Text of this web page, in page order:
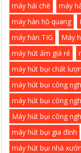
máy hái chè
máy
máy hàn hồ quang
máy hàn TIG
Máy
máy hút ẩm giá rẻ
máy hút bụi chất
máy hút bụi công
máy hút bụi công
Máy hút bụi công
máy hút bụi gia đình
máy hút bụi nhà